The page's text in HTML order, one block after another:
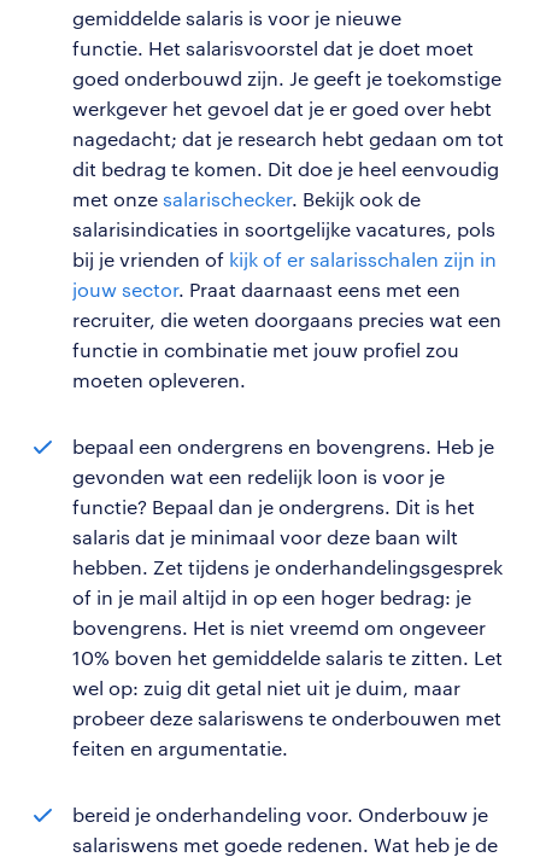
gemiddelde salaris is voor je nieuwe
functie. Het salarisvoorstel dat je doet moet
goed onderbouwd zijn. Je geeft je toekomstige
werkgever het gevoel dat je er goed over hebt
nagedacht; dat je research hebt gedaan om tot
dit bedrag te komen. Dit doe je heel eenvoudig
met onze salarischecker. Bekijk ook de
salarisindicaties in soortgelijke vacatures, pols
bij je vrienden of kijk of er salarisschalen zijn in
jouw sector. Praat daarnaast eens met een
recruiter, die weten doorgaans precies wat een
functie in combinatie met jouw profiel zou
moeten opleveren.
bepaal een ondergrens en bovengrens. Heb je
gevonden wat een redelijk loon is voor je
functie? Bepaal dan je ondergrens. Dit is het
salaris dat je minimaal voor deze baan wilt
hebben. Zet tijdens je onderhandelingsgesprek
of in je mail altijd in op een hoger bedrag: je
bovengrens. Het is niet vreemd om ongeveer
10% boven het gemiddelde salaris te zitten. Let
wel op: zuig dit getal niet uit je duim, maar
probeer deze salariswens te onderbouwen met
feiten en argumentatie.
bereid je onderhandeling voor. Onderbouw je
salariswens met goede redenen. Wat heb je de